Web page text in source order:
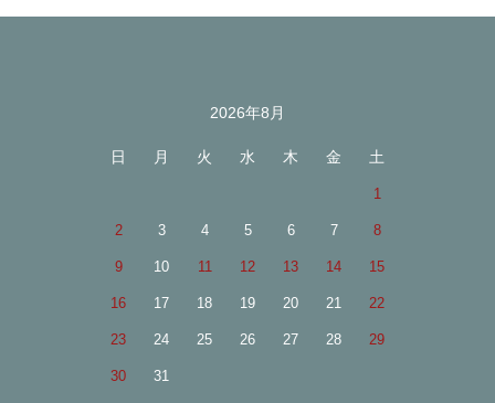
2026年8月
日 月 火 水 木 金 土
1
2 3 4 5 6 7 8
9 10 11 12 13 14 15
16 17 18 19 20 21 22
23 24 25 26 27 28 29
30 31